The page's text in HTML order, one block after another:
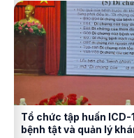
Tổ chức tập huấn
bệnh tật và quản lý